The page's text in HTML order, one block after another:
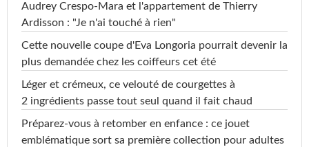
Audrey Crespo-Mara et l'appartement de Thierry
Ardisson : "Je n'ai touché à rien"
Cette nouvelle coupe d'Eva Longoria pourrait devenir la
plus demandée chez les coiffeurs cet été
Léger et crémeux, ce velouté de courgettes à
2 ingrédients passe tout seul quand il fait chaud
Préparez-vous à retomber en enfance : ce jouet
emblématique sort sa première collection pour adultes